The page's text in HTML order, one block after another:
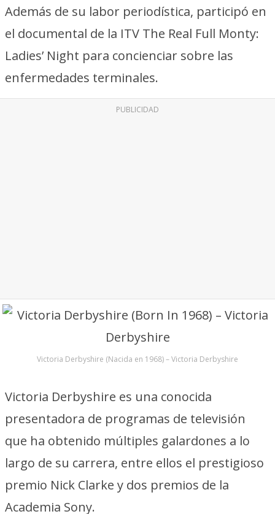
Además de su labor periodística, participó en
el documental de la ITV The Real Full Monty:
Ladies’ Night para concienciar sobre las
enfermedades terminales.
PUBLICIDAD
Victoria Derbyshire (Nacida en 1968) – Victoria Derbyshire
Victoria Derbyshire es una conocida
presentadora de programas de televisión
que ha obtenido múltiples galardones a lo
largo de su carrera, entre ellos el prestigioso
premio Nick Clarke y dos premios de la
Academia Sony.